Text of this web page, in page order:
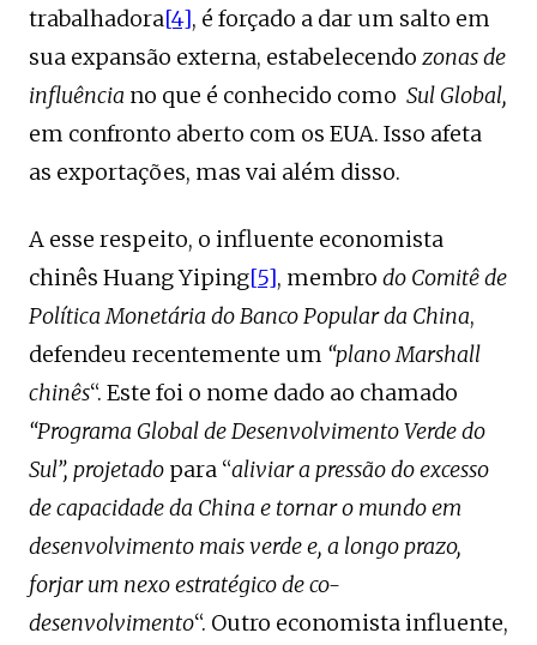
trabalhadora[4], é forçado a dar um salto em
sua expansão externa, estabelecendo zonas de
influência no que é conhecido como Sul Global,
em confronto aberto com os EUA. Isso afeta
as exportações, mas vai além disso.
A esse respeito, o influente economista
chinês Huang Yiping[5], membro do Comitê de
Política Monetária do Banco Popular da China,
defendeu recentemente um “plano Marshall
chinês“. Este foi o nome dado ao chamado
“Programa Global de Desenvolvimento Verde do
Sul”, projetado para “aliviar a pressão do excesso
de capacidade da China e tornar o mundo em
desenvolvimento mais verde e, a longo prazo,
forjar um nexo estratégico de co-
desenvolvimento“. Outro economista influente,